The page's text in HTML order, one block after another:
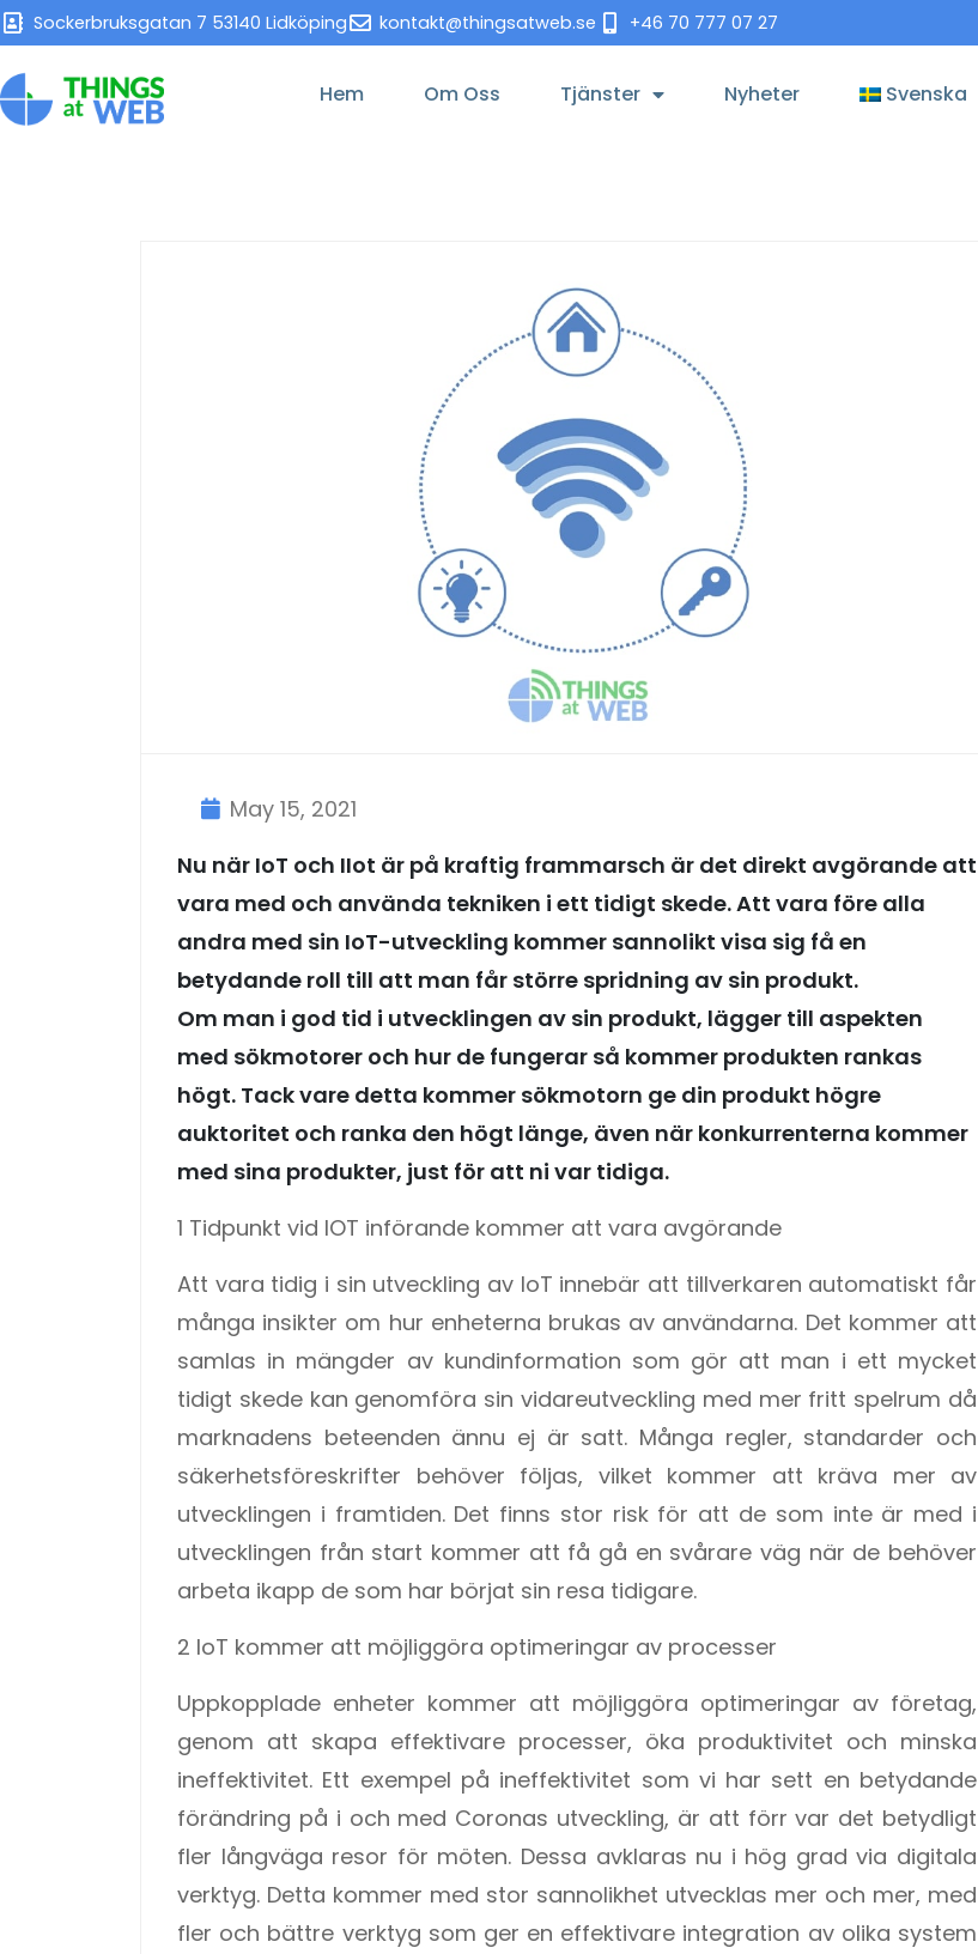
Sockerbruksgatan 7 53140 Lidköping kontakt@thingsatweb.se +46 70 777 07 27
Hem Om Oss Tjänster Nyheter Svenska
May 15, 2021
Nu när IoT och IIot är på kraftig frammarsch är det direkt avgörande att
vara med och använda tekniken i ett tidigt skede. Att vara före alla
andra med sin IoT-utveckling kommer sannolikt visa sig få en
betydande roll till att man får större spridning av sin produkt.
Om man i god tid i utvecklingen av sin produkt, lägger till aspekten
med sökmotorer och hur de fungerar så kommer produkten rankas
högt. Tack vare detta kommer sökmotorn ge din produkt högre
auktoritet och ranka den högt länge, även när konkurrenterna kommer
med sina produkter, just för att ni var tidiga.
1 Tidpunkt vid IOT införande kommer att vara avgörande
Att vara tidig i sin utveckling av IoT innebär att tillverkaren automatiskt får
många insikter om hur enheterna brukas av användarna. Det kommer att
samlas in mängder av kundinformation som gör att man i ett mycket
tidigt skede kan genomföra sin vidareutveckling med mer fritt spelrum då
marknadens beteenden ännu ej är satt. Många regler, standarder och
säkerhetsföreskrifter behöver följas, vilket kommer att kräva mer av
utvecklingen i framtiden. Det finns stor risk för att de som inte är med i
utvecklingen från start kommer att få gå en svårare väg när de behöver
arbeta ikapp de som har börjat sin resa tidigare.
2 IoT kommer att möjliggöra optimeringar av processer
Uppkopplade enheter kommer att möjliggöra optimeringar av företag,
genom att skapa effektivare processer, öka produktivitet och minska
ineffektivitet. Ett exempel på ineffektivitet som vi har sett en betydande
förändring på i och med Coronas utveckling, är att förr var det betydligt
fler långväga resor för möten. Dessa avklaras nu i hög grad via digitala
verktyg. Detta kommer med stor sannolikhet utvecklas mer och mer, med
fler och bättre verktyg som ger en effektivare integration av olika system